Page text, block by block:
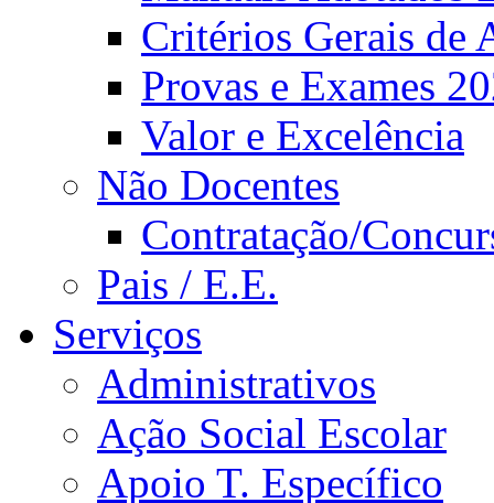
Critérios Gerais de
Provas e Exames
Valor e Excelência
Não Docentes
Contratação/
Pais / E.E.
Serviços
Administrativos
Ação Social Escolar
Apoio T. Específico